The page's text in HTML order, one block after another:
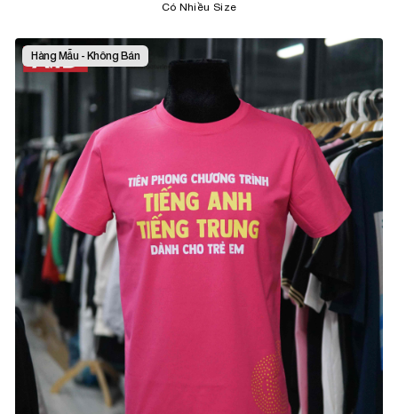
Có Nhiều Size
Hàng Mẫu - Không Bán